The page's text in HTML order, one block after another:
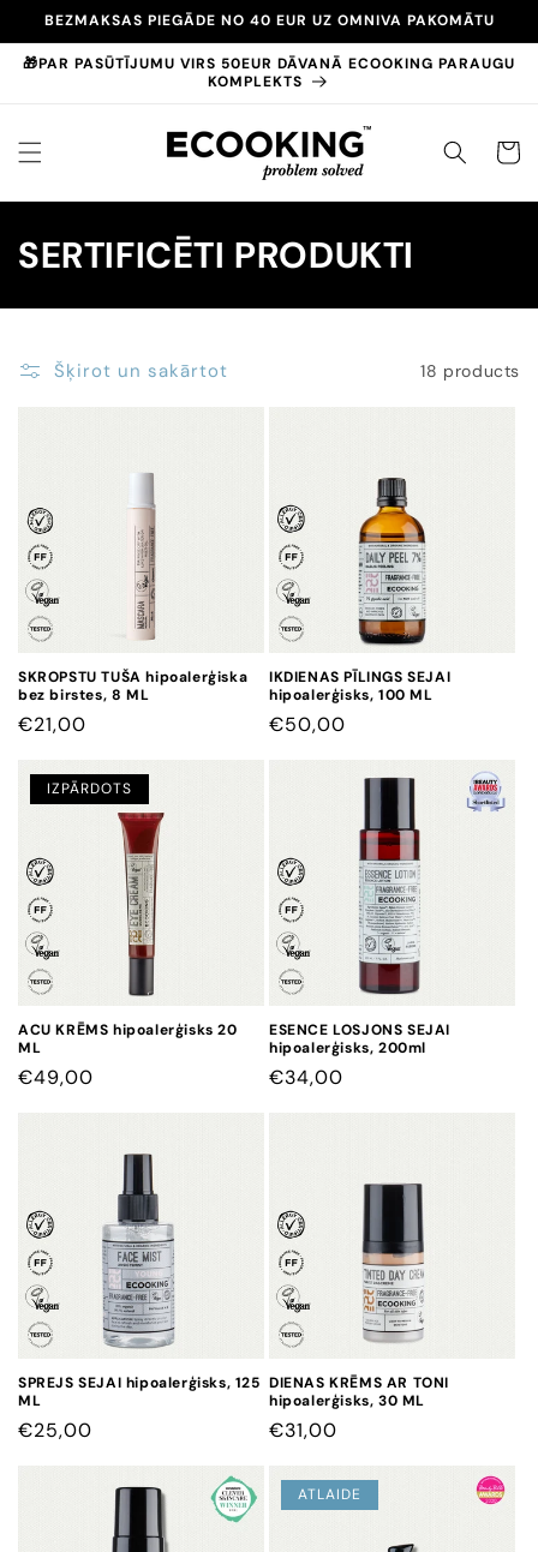
uz
saturu
BEZMAKSAS PIEGĀDE NO 40 EUR UZ OMNIVA PAKOMĀTU
🎁PAR PASŪTĪJUMU VIRS 50EUR DĀVANĀ ECOOKING PARAUGU
KOMPLEKTS
GROZS
K
o
e
i
j
a
:
SERTIFICĒTI PRODUKTI
Šķirot un sakārtot 18 products
SKROPSTU TUŠA hipoalerģiska
bez birstes, 8 ML
CENA
€21,00
IKDIENAS PĪLINGS SEJAI
hipoalerģisks, 100 ML
CENA
€50,00
IZPĀRDOTS
ACU KRĒMS hipoalerģisks 20
ML
CENA
€49,00
ESENCE LOSJONS SEJAI
hipoalerģisks, 200ml
CENA
€34,00
SPREJS SEJAI hipoalerģisks, 125
ML
CENA
€25,00
DIENAS KRĒMS AR TONI
hipoalerģisks, 30 ML
CENA
€31,00
ATLAIDE